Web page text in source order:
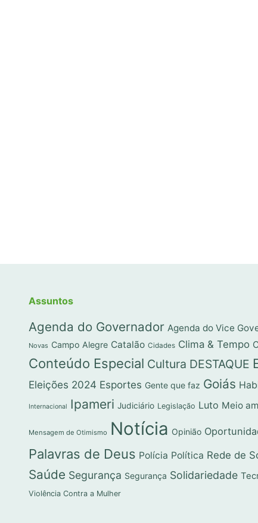
Assuntos
Agenda do Governador Agenda do Vice
Novas Campo Alegre Catalão Cidades Clima & Tempo
Conteúdo Especial Cultura DESTAQUE
Eleições 2024 Esportes Gente que faz Goiás
Internacional Ipameri Judiciário Legislação Luto Meio
Mensagem de Otimismo Notícia Opinião
Palavras de Deus Polícia Política Rede de
Saúde Segurança Segurança Solidariedade
Violência Contra a Mulher